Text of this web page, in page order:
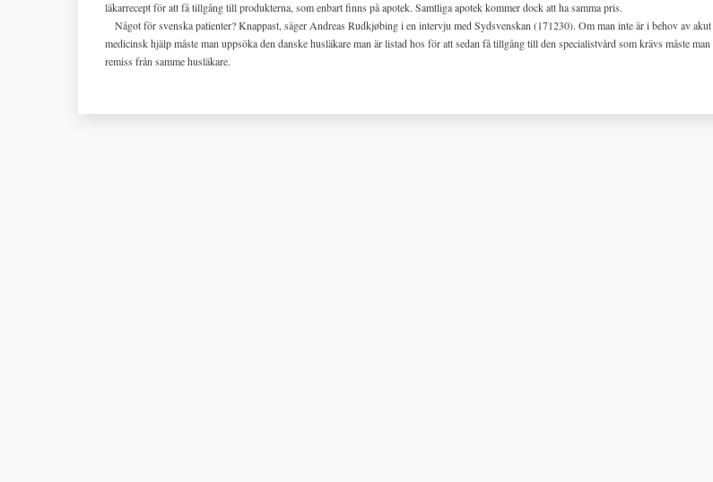
läkarrecept för att få tillgång till produkterna, som enbart finns på apotek. Samtliga apotek kommer dock att ha samma pris.
Något för svenska patienter? Knappast, säger Andreas Rudkjøbing i en intervju med Sydsvenskan (171230). Om man inte är i behov av akut
medicinsk hjälp måste man uppsöka den danske husläkare man är listad hos för att sedan få tillgång till den specialistvård som krävs måste man
remiss från samme husläkare.